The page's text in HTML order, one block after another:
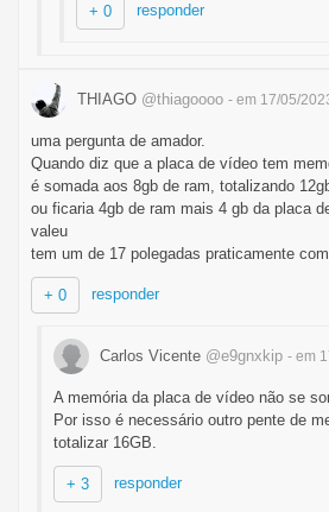
+ 0 responder
THIAGO @thiagoooo - em 17/05/
uma pergunta de amador.
Quando diz que a placa de vídeo tem
é somada aos 8gb de ram, totalizando
ou ficaria 4gb de ram mais 4 gb da placa
valeu
tem um de 17 polegadas praticamente
+ 0 responder
Carlos Vicente @e9gnxkip - em
A memória da placa de vídeo não se
Por isso é necessário outro pente de
totalizar 16GB.
+ 3 responder